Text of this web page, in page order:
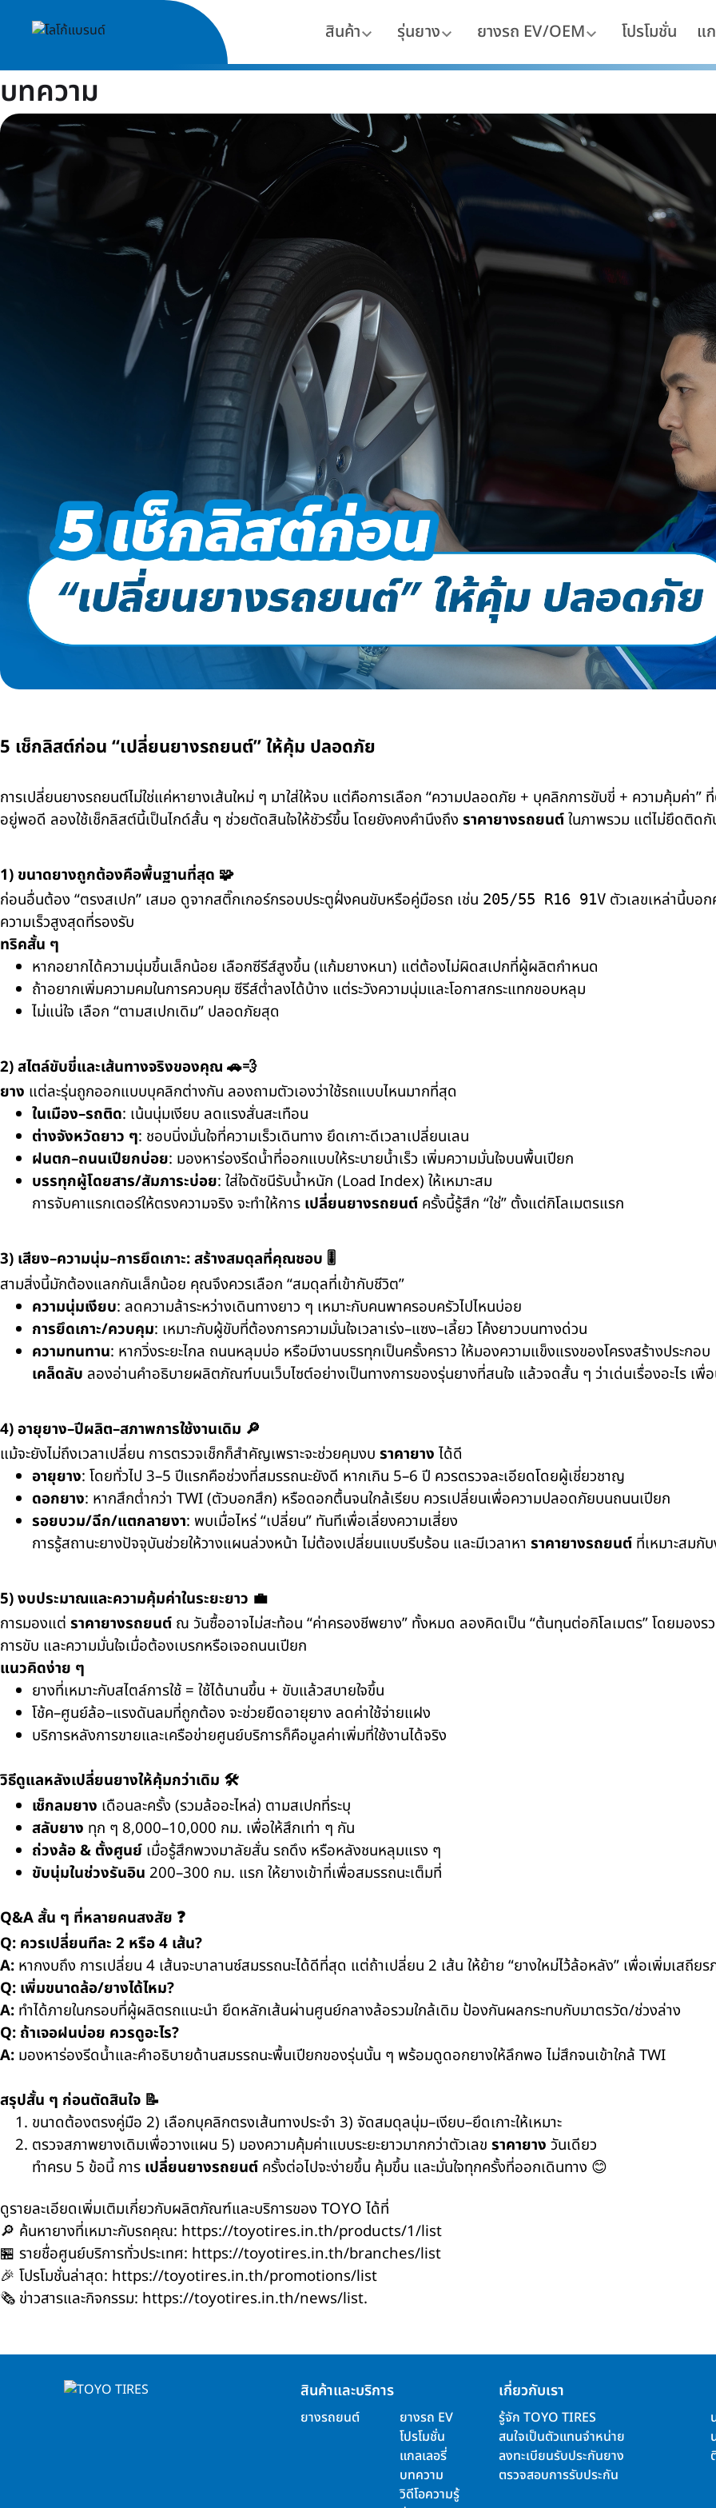
สินค้า รุ่นยาง ยางรถ EV/OEM โปรโมชั่น แ
บทความ
5 เช็กลิสต์ก่อน “เปลี่ยนยางรถยนต์” ให้คุ้ม ปลอดภัย
การเปลี่ยนยางรถยนต์ไม่ใช่แค่หายางเส้นใหม่ ๆ มาใส่ให้จบ แต่คือการเลือก “ความปลอดภัย + บุคลิกการขับขี่ + ความคุ้มค่า
อยู่พอดี ลองใช้เช็กลิสต์นี้เป็นไกด์สั้น ๆ ช่วยตัดสินใจให้ชัวร์ขึ้น โดยยังคงคำนึงถึง ราคายางรถยนต์ในภาพรวม แต่ไม่ยึดติด
1) ขนาดยางถูกต้องคือพื้นฐานที่สุด 🧩
ก่อนอื่นต้อง “ตรงสเปก” เสมอ ดูจากสติ๊กเกอร์กรอบประตูฝั่งคนขับหรือคู่มือรถ เช่น 205/55 R16 91V ตัวเลขเหล่านี้บอ
ความเร็วสูงสุดที่รองรับ
ทริคสั้น ๆ
หากอยากได้ความนุ่มขึ้นเล็กน้อย เลือกซีรีส์สูงขึ้น (แก้มยางหนา) แต่ต้องไม่ผิดสเปกที่ผู้ผลิตกำหนด
ถ้าอยากเพิ่มความคมในการควบคุม ซีรีส์ต่ำลงได้บ้าง แต่ระวังความนุ่มและโอกาสกระแทกขอบหลุม
ไม่แน่ใจ เลือก “ตามสเปกเดิม” ปลอดภัยสุด
2) สไตล์ขับขี่และเส้นทางจริงของคุณ 🚗💨
ยาง แต่ละรุ่นถูกออกแบบบุคลิกต่างกัน ลองถามตัวเองว่าใช้รถแบบไหนมากที่สุด
ในเมือง–รถติด: เน้นนุ่มเงียบ ลดแรงสั่นสะเทือน
ต่างจังหวัดยาว ๆ: ชอบนิ่งมั่นใจที่ความเร็วเดินทาง ยึดเกาะดีเวลาเปลี่ยนเลน
ฝนตก–ถนนเปียกบ่อย: มองหาร่องรีดน้ำที่ออกแบบให้ระบายน้ำเร็ว เพิ่มความมั่นใจบนพื้นเปียก
บรรทุกผู้โดยสาร/สัมภาระบ่อย: ใส่ใจดัชนีรับน้ำหนัก (Load Index) ให้เหมาะสม
การจับคาแรกเตอร์ให้ตรงความจริง จะทำให้การ เปลี่ยนยางรถยนต์ ครั้งนี้รู้สึก “ใช่” ตั้งแต่กิโลเมตรแรก
3) เสียง–ความนุ่ม–การยึดเกาะ: สร้างสมดุลที่คุณชอบ 🎚️
สามสิ่งนี้มักต้องแลกกันเล็กน้อย คุณจึงควรเลือก “สมดุลที่เข้ากับชีวิต”
ความนุ่มเงียบ: ลดความล้าระหว่างเดินทางยาว ๆ เหมาะกับคนพาครอบครัวไปไหนบ่อย
การยึดเกาะ/ควบคุม: เหมาะกับผู้ขับที่ต้องการความมั่นใจเวลาเร่ง–แซง–เลี้ยว โค้งยาวบนทางด่วน
ความทนทาน: หากวิ่งระยะไกล ถนนหลุมบ่อ หรือมีงานบรรทุกเป็นครั้งคราว ให้มองความแข็งแรงของโครงสร้างประกอบ
เคล็ดลับ ลองอ่านคำอธิบายผลิตภัณฑ์บนเว็บไซต์อย่างเป็นทางการของรุ่นยางที่สนใจ แล้วจดสั้น ๆ ว่าเด่นเรื่องอะไร เพื่
4) อายุยาง–ปีผลิต–สภาพการใช้งานเดิม 🔎
แม้จะยังไม่ถึงเวลาเปลี่ยน การตรวจเช็กก็สำคัญเพราะจะช่วยคุมงบ ราคายาง ได้ดี
อายุยาง: โดยทั่วไป 3–5 ปีแรกคือช่วงที่สมรรถนะยังดี หากเกิน 5–6 ปี ควรตรวจละเอียดโดยผู้เชี่ยวชาญ
ดอกยาง: หากสึกต่ำกว่า TWI (ตัวบอกสึก) หรือดอกตื้นจนใกล้เรียบ ควรเปลี่ยนเพื่อความปลอดภัยบนถนนเปียก
รอยบวม/ฉีก/แตกลายงา: พบเมื่อไหร่ “เปลี่ยน” ทันทีเพื่อเลี่ยงความเสี่ยง
การรู้สถานะยางปัจจุบันช่วยให้วางแผนล่วงหน้า ไม่ต้องเปลี่ยนแบบรีบร้อน และมีเวลาหา ราคายางรถยนต์ ที่เหมาะสมกั
5) งบประมาณและความคุ้มค่าในระยะยาว 💼
การมองแต่ ราคายางรถยนต์ ณ วันซื้ออาจไม่สะท้อน “ค่าครองชีพยาง” ทั้งหมด ลองคิดเป็น “ต้นทุนต่อกิโลเมตร” โดยมองร
การขับ และความมั่นใจเมื่อต้องเบรกหรือเจอถนนเปียก
แนวคิดง่าย ๆ
ยางที่เหมาะกับสไตล์การใช้ = ใช้ได้นานขึ้น + ขับแล้วสบายใจขึ้น
โช้ค–ศูนย์ล้อ–แรงดันลมที่ถูกต้อง จะช่วยยืดอายุยาง ลดค่าใช้จ่ายแฝง
บริการหลังการขายและเครือข่ายศูนย์บริการก็คือมูลค่าเพิ่มที่ใช้งานได้จริง
วิธีดูแลหลังเปลี่ยนยางให้คุ้มกว่าเดิม 🛠️
เช็กลมยาง เดือนละครั้ง (รวมล้ออะไหล่) ตามสเปกที่ระบุ
สลับยาง ทุก ๆ 8,000–10,000 กม. เพื่อให้สึกเท่า ๆ กัน
ถ่วงล้อ & ตั้งศูนย์ เมื่อรู้สึกพวงมาลัยสั่น รถดึง หรือหลังชนหลุมแรง ๆ
ขับนุ่มในช่วงรันอิน 200–300 กม. แรก ให้ยางเข้าที่เพื่อสมรรถนะเต็มที่
Q&A สั้น ๆ ที่หลายคนสงสัย ❓
Q: ควรเปลี่ยนทีละ 2 หรือ 4 เส้น?
A: หากงบถึง การเปลี่ยน 4 เส้นจะบาลานซ์สมรรถนะได้ดีที่สุด แต่ถ้าเปลี่ยน 2 เส้น ให้ย้าย “ยางใหม่ไว้ล้อหลัง” เพื่อเพิ่มเสถีย
Q: เพิ่มขนาดล้อ/ยางได้ไหม?
A: ทำได้ภายในกรอบที่ผู้ผลิตรถแนะนำ ยึดหลักเส้นผ่านศูนย์กลางล้อรวมใกล้เดิม ป้องกันผลกระทบกับมาตรวัด/ช่วงล่าง
Q: ถ้าเจอฝนบ่อย ควรดูอะไร?
A: มองหาร่องรีดน้ำและคำอธิบายด้านสมรรถนะพื้นเปียกของรุ่นนั้น ๆ พร้อมดูดอกยางให้ลึกพอ ไม่สึกจนเข้าใกล้ TWI
สรุปสั้น ๆ ก่อนตัดสินใจ 📝
ขนาดต้องตรงคู่มือ 2) เลือกบุคลิกตรงเส้นทางประจำ 3) จัดสมดุลนุ่ม–เงียบ–ยึดเกาะให้เหมาะ
ตรวจสภาพยางเดิมเพื่อวางแผน 5) มองความคุ้มค่าแบบระยะยาวมากกว่าตัวเลข ราคายาง วันเดียว
ทำครบ 5 ข้อนี้ การ เปลี่ยนยางรถยนต์ ครั้งต่อไปจะง่ายขึ้น คุ้มขึ้น และมั่นใจทุกครั้งที่ออกเดินทาง 😊
ดูรายละเอียดเพิ่มเติมเกี่ยวกับผลิตภัณฑ์และบริการของ TOYO ได้ที่
🔎 ค้นหายางที่เหมาะกับรถคุณ: https://toyotires.in.th/products/1/list
🏪 รายชื่อศูนย์บริการทั่วประเทศ: https://toyotires.in.th/branches/list
🎉 โปรโมชั่นล่าสุด: https://toyotires.in.th/promotions/list
🗞️ ข่าวสารและกิจกรรม: https://toyotires.in.th/news/list.
สินค้าและบริการ
ยางรถยนต์
ยางรถ EV
โปรโมชั่น
แกลเลอรี่
บทความ
วิดีโอความรู้
เกี่ยวกับเรา
รู้จัก TOYO TIRES
สนใจเป็นตัวแทนจำหน่าย
ลงทะเบียนรับประกันยาง
ตรวจสอบการรับประกัน